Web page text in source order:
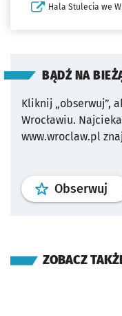
Hala Stulecia we
BĄDŹ NA
Kliknij „obserwuj”,
Wrocławiu.
www.wroclaw.pl
Obserwuj
ZOBACZ